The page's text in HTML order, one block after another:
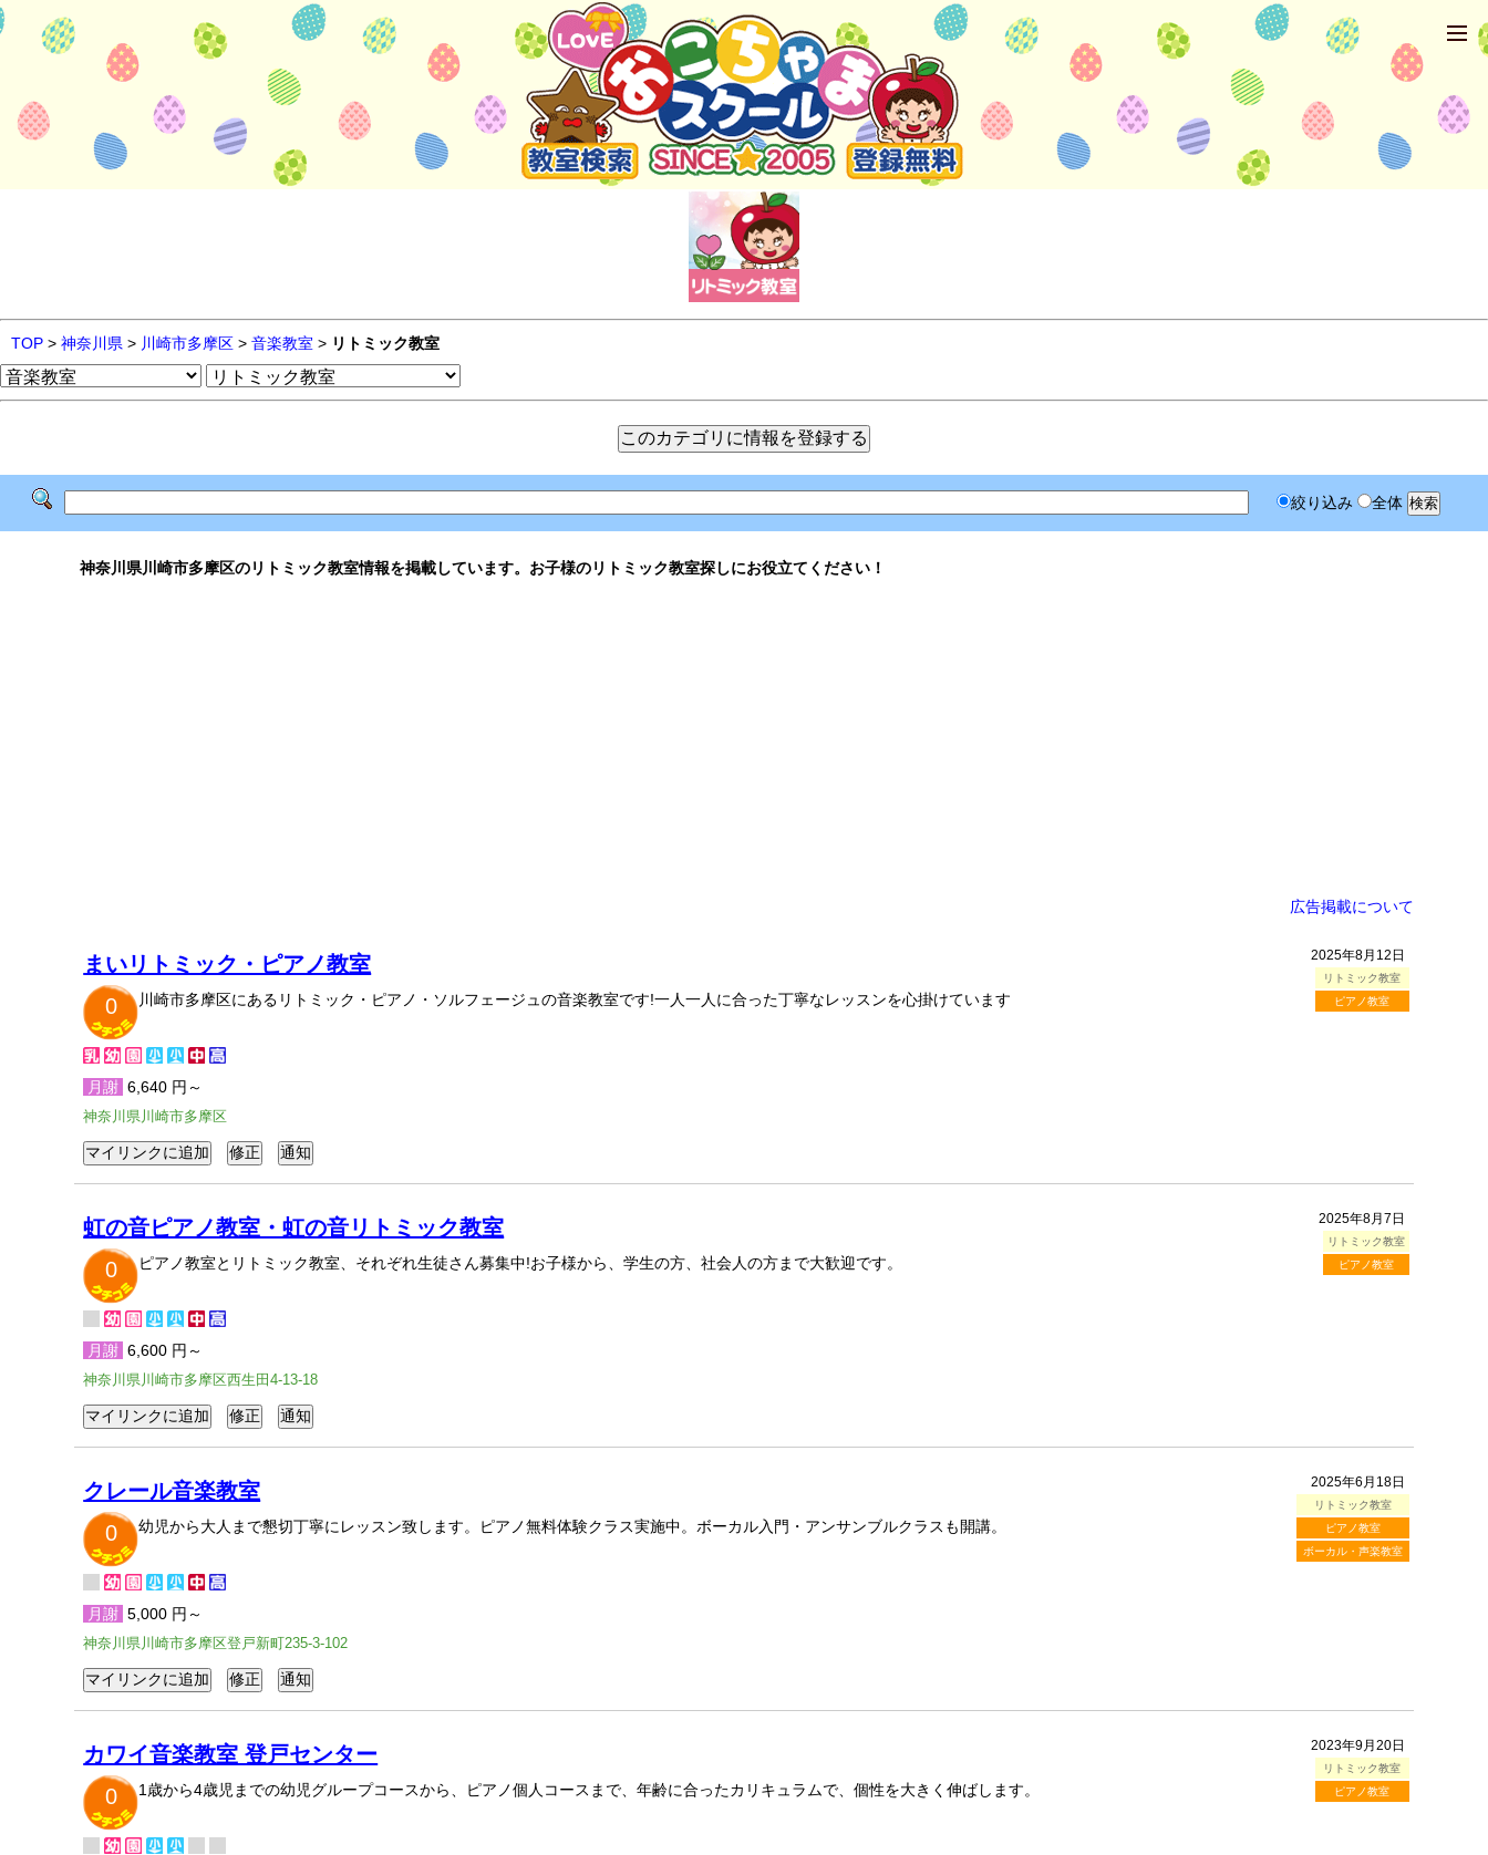
TOP > 神奈川県 > 川崎市多摩区 > 音楽教室 > リトミック教室
絞り込み 全体
神奈川県川崎市多摩区のリトミック教室情報を掲載しています。お子様のリトミック教室探しにお役立てください！
広告掲載について
2025年8月12日
リトミック教室
ピアノ教室
まいリトミック・ピアノ教室
0
川崎市多摩区にあるリトミック・ピアノ・ソルフェージュの音楽教室です!一人一人に合った丁寧なレッスンを心掛けています
月謝 6,640 円～
神奈川県川崎市多摩区
2025年8月7日
リトミック教室
ピアノ教室
虹の音ピアノ教室・虹の音リトミック教室
0
ピアノ教室とリトミック教室、それぞれ生徒さん募集中!お子様から、学生の方、社会人の方まで大歓迎です。
月謝 6,600 円～
神奈川県川崎市多摩区西生田4-13-18
2025年6月18日
リトミック教室
ピアノ教室
ボーカル・声楽教室
クレール音楽教室
0
幼児から大人まで懇切丁寧にレッスン致します。ピアノ無料体験クラス実施中。ボーカル入門・アンサンブルクラスも開講。
月謝 5,000 円～
神奈川県川崎市多摩区登戸新町235-3-102
2023年9月20日
リトミック教室
ピアノ教室
カワイ音楽教室 登戸センター
0
1歳から4歳児までの幼児グループコースから、ピアノ個人コースまで、年齢に合ったカリキュラムで、個性を大きく伸ばします。